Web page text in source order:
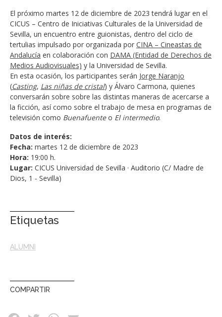
El próximo martes 12 de diciembre de 2023 tendrá lugar en el
CICUS – Centro de Iniciativas Culturales de la Universidad de
Sevilla, un encuentro entre guionistas, dentro del ciclo de
tertulias impulsado por organizada por CINA – Cineastas de
Andalucía en colaboración con DAMA (Entidad de Derechos de
Medios Audiovisuales) y la Universidad de Sevilla.
En esta ocasión, los participantes serán Jorge Naranjo
(Casting, Las niñas de cristal) y Álvaro Carmona, quienes
conversarán sobre sobre las distintas maneras de acercarse a
la ficción, así como sobre el trabajo de mesa en programas de
televisión como Buenafuenteo El intermedio.
Datos de interés:
Fecha: martes 12 de diciembre de 2023
Hora: 19:00 h.
Lugar: CICUS Universidad de Sevilla · Auditorio (C/ Madre de
Dios, 1 - Sevilla)
Etiquetas
ALUMNI
COMPARTIR